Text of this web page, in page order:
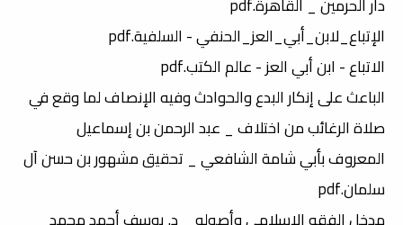
الإتباع_لابن_أبي_العز_الحنفي - السلفية.pdf
الاتباع - ابن أبي العز - عالم الكتب.pdf
الباعث على إنكار البدع والحوادث وفيه الإنصاف لما وقع في
صلاة الرغائب من اختلاف _ عبد الرحمن بن إسماعيل
المعروف بأبي شامة الشافعي _ تحقيق مشهور بن حسن آل
سلمان.pdf